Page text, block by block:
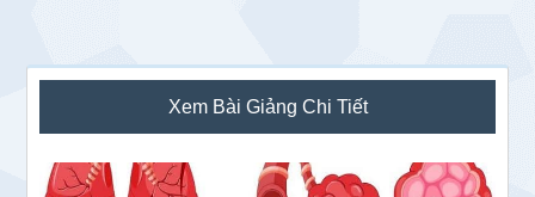
Sidebar
chính
Xem Bài Giảng Chi Tiết